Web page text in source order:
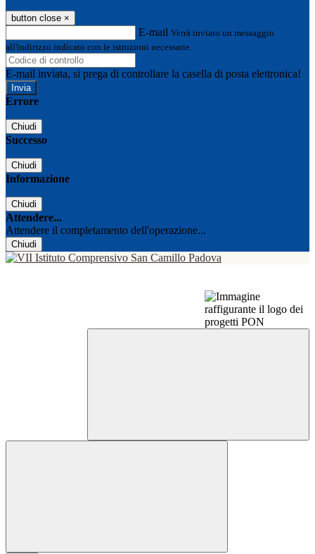
button close ×
E-mail Verrà inviato un messaggio
all'indirizzo indicato con le istruzioni necessarie.
E-mail inviata, si prega di controllare la casella di posta elettronica!
Errore
Chiudi
Successo
Chiudi
Informazione
Chiudi
Attendere...
Attendere il completamento dell'operazione...
Chiudi